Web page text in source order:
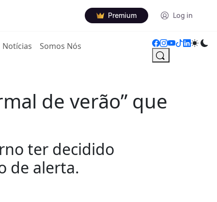
Premium Log in
Notícias Somos Nós
de verão” que
ter decidido
de alerta.